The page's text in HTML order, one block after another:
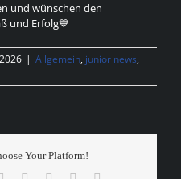
und wünschen den
und Erfolg💙
| Allgemein, junior news,
Your Platform!